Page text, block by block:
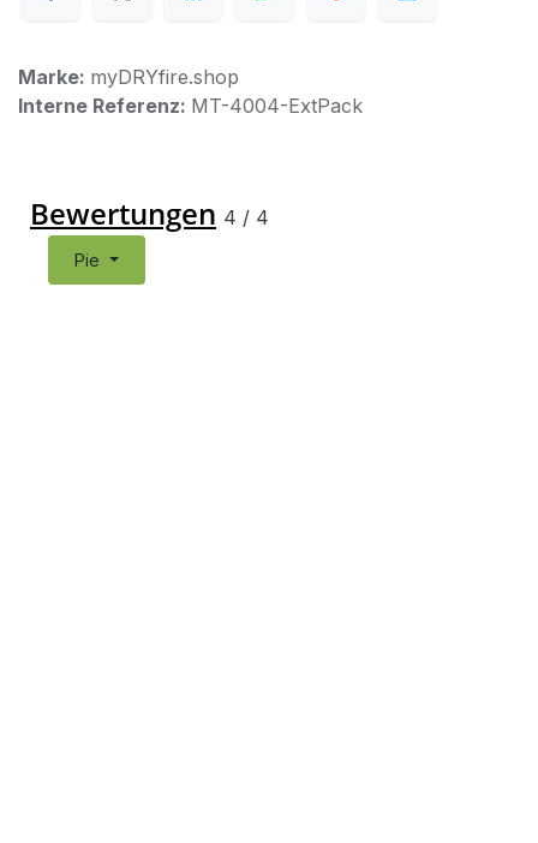
Marke: myDRYfire.shop
Interne Referenz: MT-4004-ExtPack
Bewertungen 4 / 4
Pie